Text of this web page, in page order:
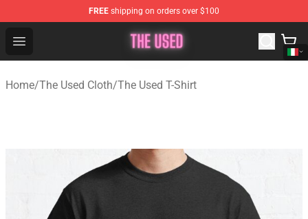
FREE shipping on orders over $100
Open menu
The Used Store - Official The Used Merchandise Shop
Home/The Used Cloth/The Used T-Shirt